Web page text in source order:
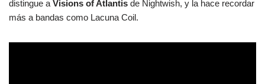
distingue aVisions of Atlantis de Nightwish, y la hace recordar
más a bandas como Lacuna Coil.